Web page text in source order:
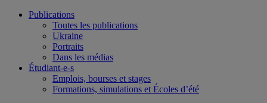
Publications
Toutes les publications
Ukraine
Portraits
Dans les médias
Étudiant-e-s
Emplois, bourses et stages
Formations, simulations et Écoles d’été